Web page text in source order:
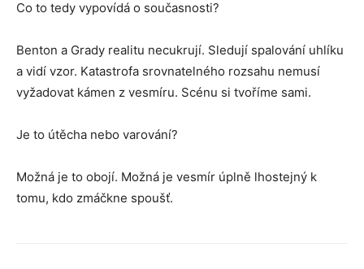
Co to tedy vypovídá o současnosti?
Benton a Grady realitu necukrují. Sledují spalování uhlíku
a vidí vzor. Katastrofa srovnatelného rozsahu nemusí
vyžadovat kámen z vesmíru. Scénu si tvoříme sami.
Je to útěcha nebo varování?
Možná je to obojí. Možná je vesmír úplně lhostejný k
tomu, kdo zmáčkne spoušť.